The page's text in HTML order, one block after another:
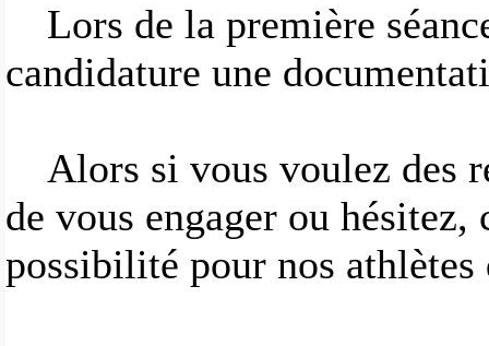
Lors de la première
candidature une
Alors si vous voulez des
de vous engager ou
possibilité pour nos